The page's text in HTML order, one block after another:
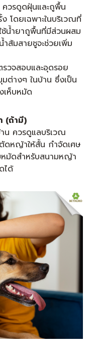
ควรดูดฝุ่นและถูพื้น
โดยเฉพาะในบริเวณที่
ช้น้ำยาถูพื้นที่มีส่วนผสม
ส้มสายชูจะช่วยเพิ่ม
รวจสอบและอุดรอย
างๆ ในบ้าน ซึ่งเป็น
เห็บหมัด
(ถ้ามี)
น ควรดูแลบริเวณ
ดหญ้าให้สั้น กำจัดเศษ
หมัดสำหรับสนามหญ้า
ได้